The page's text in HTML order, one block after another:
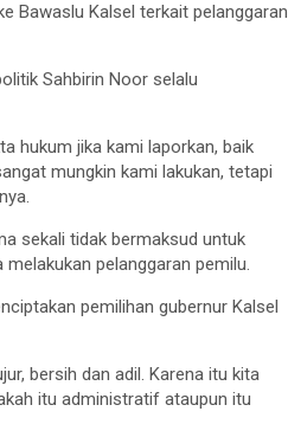
Bawaslu Kalsel terkait pelanggaran
Sahbirin Noor selalu
hukum jika kami laporkan, baik
mungkin kami lakukan, tetapi
sekali tidak bermaksud untuk
pelanggaran pemilu.
pemilihan gubernur Kalsel
bersih dan adil. Karena itu kita
itu administratif ataupun itu